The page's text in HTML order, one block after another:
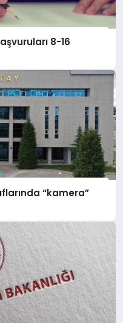
8-16
“kamera”